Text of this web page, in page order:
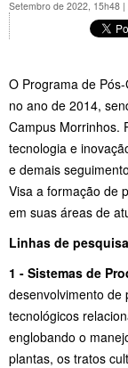
Setembro de 2022, 15h48 |
O Programa de
no ano de 2014,
Campus Morrinhos.
tecnologia e
e demais
Visa a formação de
em suas áreas de
Linhas de
1 - Sistemas de
desenvolvimento de
tecnológicos
englobando o
plantas, os tratos